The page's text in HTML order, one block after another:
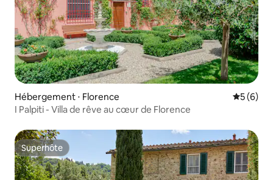
Hébergement ⋅ Florence
5 (6)
I Palpiti - Villa de rêve au cœur de Florence
Superhôte
Superhôte